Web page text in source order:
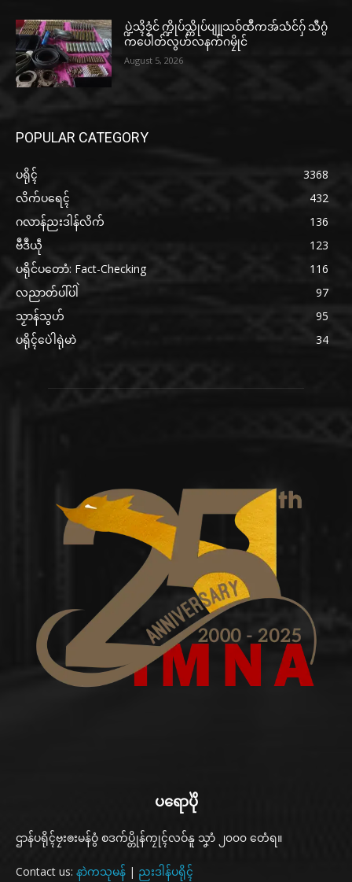
ပ္ဍဲသ္ၚိဒၟံင် က္ဍိုပ်သ္ကိုပ်ပျူသဝ်ထဳကအ်သံင်ဂှ် သီဂွံ
ကပေါတ်လွဟ်လနက်ဂမၠိုင်
August 5, 2026
POPULAR CATEGORY
ပရိုၚ်
3368
လိက်ပရေၚ်
432
ဂလာန်ညးဒါန်လိက်
136
ဗဳဒဳယဵု
123
ပရိုင်ပတောံ: Fact-Checking
116
လညာတ်ပါ်ပါဲ
97
သၟာန်သွဟ်
95
ပရိုၚ်ပေဲါရုဲမာဲ
34
ပရောပိုဲ
ဌာန်ပရိုၚ်ဗၠးၜးမန်ဝွံ စဒက်ပ္တိုန်ကၠုၚ်လဝ်နူ သၞာံ ၂၀၀၀ တေံရ။
Contact us: နာဲကသုမန် | ညးဒါန်ပရိုၚ်